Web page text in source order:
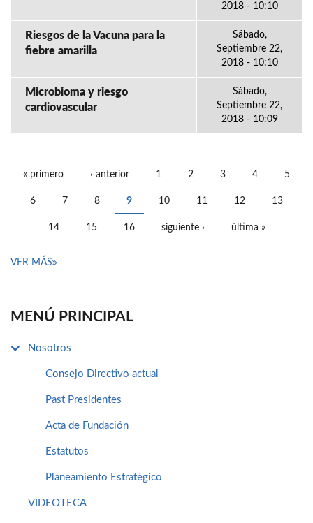
2018 - 10:10
Riesgos de la Vacuna para la
fiebre amarilla
Sábado,
Septiembre 22,
2018 - 10:10
Microbioma y riesgo
cardiovascular
Sábado,
Septiembre 22,
2018 - 10:09
« primero ‹ anterior 1 2 3 4 5
6 7 8 9 10 11 12 13
14 15 16 siguiente › última »
VER MÁS
MENÚ PRINCIPAL
Nosotros
Consejo Directivo actual
Past Presidentes
Acta de Fundación
Estatutos
Planeamiento Estratégico
VIDEOTECA